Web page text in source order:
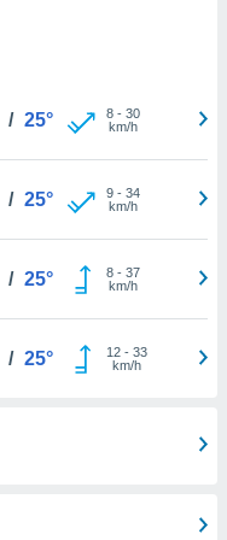
/ 25° 8- 30
km/h
/ 25° 9- 34
km/h
/ 25° 8- 37
km/h
/ 25° 12- 33
km/h